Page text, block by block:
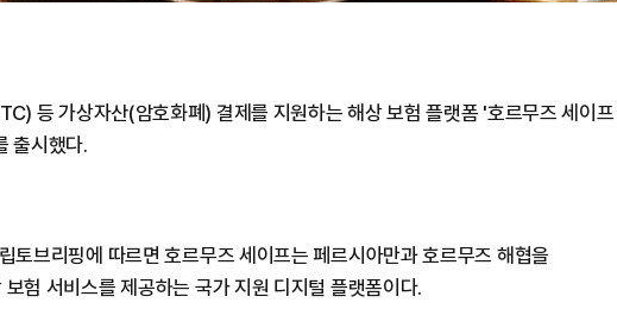
등 가상자산(암호화폐) 결제를 지원하는 해상 보험 플랫폼 '호르무즈 세이프
출시했다.
토브리핑에 따르면 호르무즈 세이프는 페르시아만과 호르무즈 해협을
험 서비스를 제공하는 국가 지원 디지털 플랫폼이다.